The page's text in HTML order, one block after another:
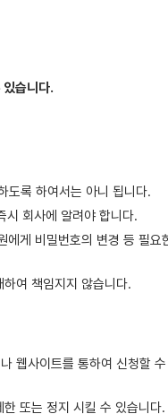
있습니다.
도록 하여서는 아니 됩니다.
시 회사에 알려야 합니다.
게 비밀번호의 변경 등 필요
여 책임지지 않습니다.
웹사이트를 통하여 신청할
또는 정지 시킬 수 있습니다